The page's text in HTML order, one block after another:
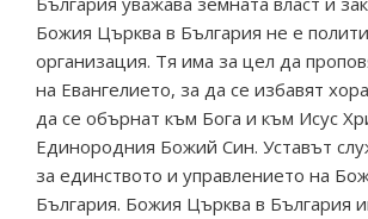
Божия Църква в България не е
организация. Тя има за цел да
на Евангелието, за да се избавят
да се обърнат към Бога и към Исус
Единородния Божий Син. Уставът
за единството и управлението на
България. Божия Църква в България